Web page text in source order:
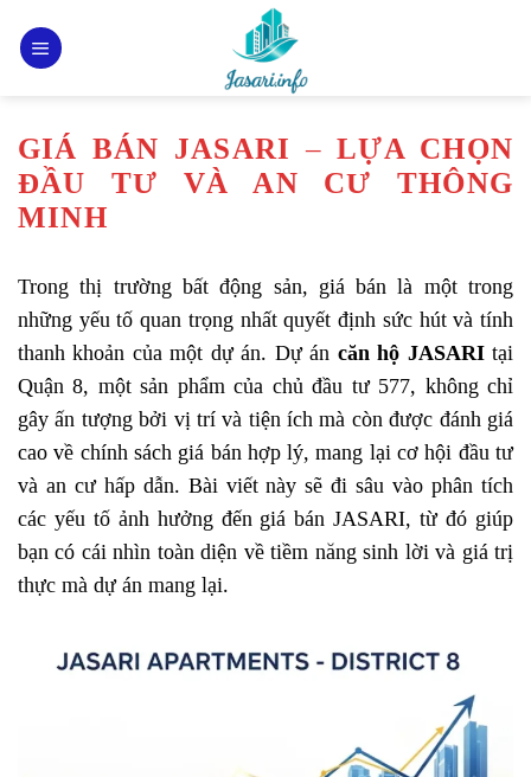
qua
GIÁ BÁN JASARI – LỰA CHỌN
ĐẦU TƯ VÀ AN CƯ THÔNG
MINH
Trong thị trường bất động sản, giá bán là một trong
những yếu tố quan trọng nhất quyết định sức hút và tính
thanh khoản của một dự án. Dự án căn hộ JASARItại
Quận 8, một sản phẩm của chủ đầu tư 577, không chỉ
gây ấn tượng bởi vị trí và tiện ích mà còn được đánh giá
cao về chính sách giá bán hợp lý, mang lại cơ hội đầu tư
và an cư hấp dẫn. Bài viết này sẽ đi sâu vào phân tích
các yếu tố ảnh hưởng đến giá bán JASARI, từ đó giúp
bạn có cái nhìn toàn diện về tiềm năng sinh lời và giá trị
thực mà dự án mang lại.